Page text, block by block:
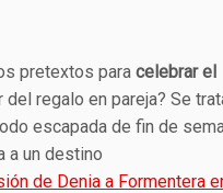
pretextos para celebrar el
regalo en pareja? Se
escapada de fin de
a un destino
de Denia a Formentera